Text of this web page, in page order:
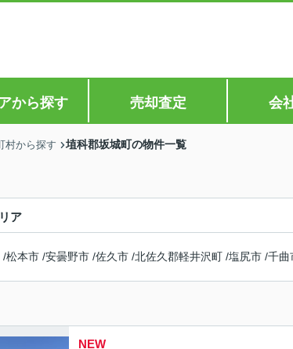
から探す 売却査定 会
村から探す 埴科郡坂城町の物件一覧
ア
/松本市 /安曇野市 /佐久市 /北佐久郡軽井沢町 /塩尻市 /千曲
NEW